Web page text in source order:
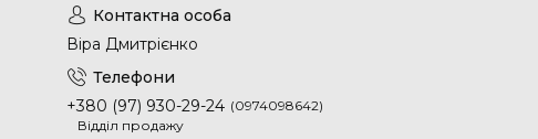
Віра Дмитрієнко
+380 (97) 930-29-24
0974098642
Відділ продажу